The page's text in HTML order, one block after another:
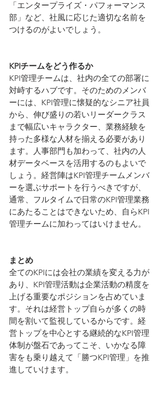
「エンタープライズ・パフォーマンス
部」など、社風に応じた適切な名前を
つけるのがよいでしょう。
KPIチームをどう作るか
KPI管理チームは、社内の全ての部署に
対峙するハブです。そのためのメンバ
ーには、KPI管理に懐疑的なシニア社員
から、伸び盛りの若いリーダークラス
まで幅広いキャラクター、業務経験を
持った多様な人材を揃える必要があり
ます。人事部門も加わって、社内の人
材データベースを活用するのもよいで
しょう。経営陣はKPI管理チームメンバ
ーを選ぶサポートを行うべきですが、
通常、フルタイムで日常のKPI管理業務
にあたることはできないため、自らKPI
管理チームに加わってはいけません。
まとめ
全てのKPIには会社の業績を変える力が
あり、KPI管理活動は企業活動の精度を
上げる重要なポジションを占めていま
す。それは経営トップ自らが多くの時
間を割いて監視しているからです。経
営トップを中心とする継続的なKPI管理
体制が盤石であってこそ、いかなる障
害をも乗り越えて「勝つKPI管理」を推
進していけます。